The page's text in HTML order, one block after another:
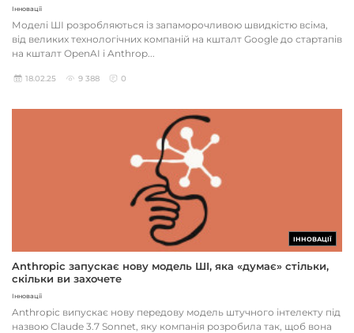
Інновації
Моделі ШІ розробляються із запаморочливою швидкістю всіма,
від великих технологічних компаній на кшталт Google до стартапів
на кшталт OpenAI і Anthrop...
18.02.25 9 388 0
ІННОВАЦІЇ
Anthropic запускає нову модель ШІ, яка «думає» стільки,
скільки ви захочете
Інновації
Anthropic випускає нову передову модель штучного інтелекту під
назвою Claude 3.7 Sonnet, яку компанія розробила так, щоб вона